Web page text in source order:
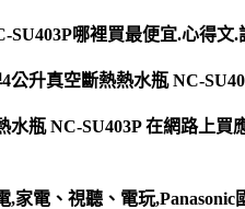
SU403P哪裡買最便宜.心得
公升真空斷熱熱水瓶 NC-
水瓶 NC-SU403P 在網路上
,家電、視聽、電玩